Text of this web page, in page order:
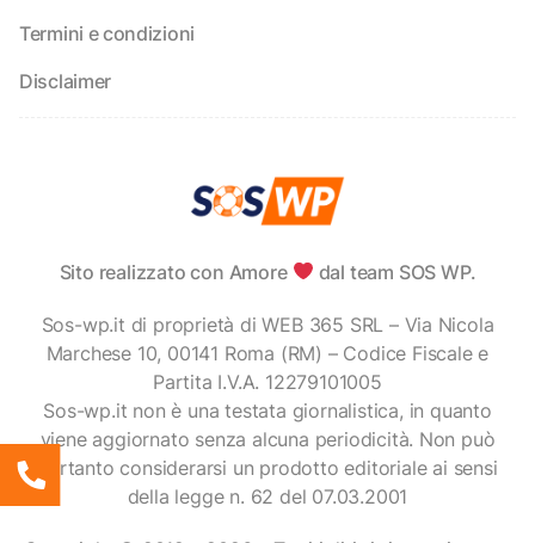
Termini e condizioni
Disclaimer
Sito realizzato con Amore dal team SOS WP.
Sos-wp.it di proprietà di WEB 365 SRL – Via Nicola
Marchese 10, 00141 Roma (RM) – Codice Fiscale e
Partita I.V.A. 12279101005
Sos-wp.it non è una testata giornalistica, in quanto
viene aggiornato senza alcuna periodicità. Non può
pertanto considerarsi un prodotto editoriale ai sensi
della legge n. 62 del 07.03.2001